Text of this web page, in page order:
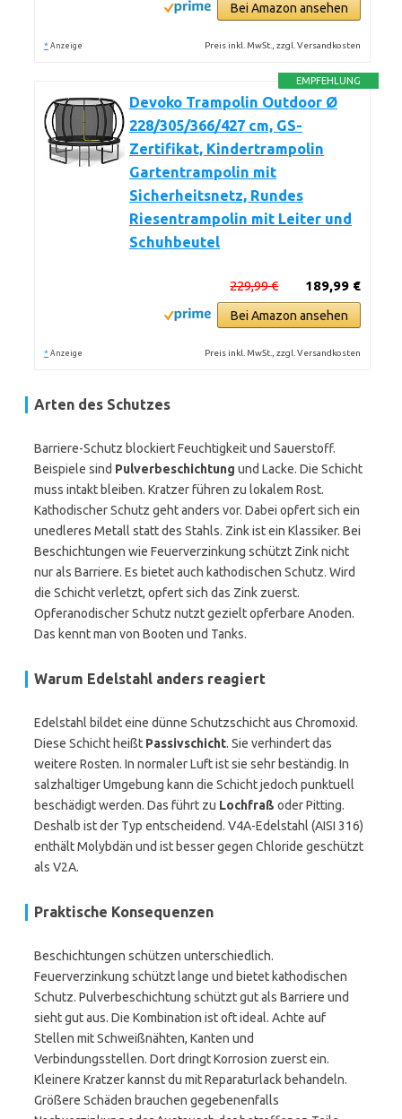
Bei Amazon ansehen
* Anzeige Preis inkl. MwSt., zzgl. Versandkosten
EMPFEHLUNG
Devoko Trampolin Outdoor Ø
228/305/366/427 cm, GS-
Zertifikat, Kindertrampolin
Gartentrampolin mit
Sicherheitsnetz, Rundes
Riesentrampolin mit Leiter und
Schuhbeutel
189,99 €
229,99 €
Bei Amazon ansehen
* Anzeige Preis inkl. MwSt., zzgl. Versandkosten
Arten des Schutzes
Barriere-Schutz blockiert Feuchtigkeit und Sauerstoff.
Beispiele sind Pulverbeschichtung und Lacke. Die Schicht
muss intakt bleiben. Kratzer führen zu lokalem Rost.
Kathodischer Schutz geht anders vor. Dabei opfert sich ein
unedleres Metall statt des Stahls. Zink ist ein Klassiker. Bei
Beschichtungen wie Feuerverzinkung schützt Zink nicht
nur als Barriere. Es bietet auch kathodischen Schutz. Wird
die Schicht verletzt, opfert sich das Zink zuerst.
Opferanodischer Schutz nutzt gezielt opferbare Anoden.
Das kennt man von Booten und Tanks.
Warum Edelstahl anders reagiert
Edelstahl bildet eine dünne Schutzschicht aus Chromoxid.
Diese Schicht heißt Passivschicht. Sie verhindert das
weitere Rosten. In normaler Luft ist sie sehr beständig. In
salzhaltiger Umgebung kann die Schicht jedoch punktuell
beschädigt werden. Das führt zu Lochfraß oder Pitting.
Deshalb ist der Typ entscheidend. V4A-Edelstahl (AISI 316)
enthält Molybdän und ist besser gegen Chloride geschützt
als V2A.
Praktische Konsequenzen
Beschichtungen schützen unterschiedlich.
Feuerverzinkung schützt lange und bietet kathodischen
Schutz. Pulverbeschichtung schützt gut als Barriere und
sieht gut aus. Die Kombination ist oft ideal. Achte auf
Stellen mit Schweißnähten, Kanten und
Verbindungsstellen. Dort dringt Korrosion zuerst ein.
Kleinere Kratzer kannst du mit Reparaturlack behandeln.
Größere Schäden brauchen gegebenenfalls